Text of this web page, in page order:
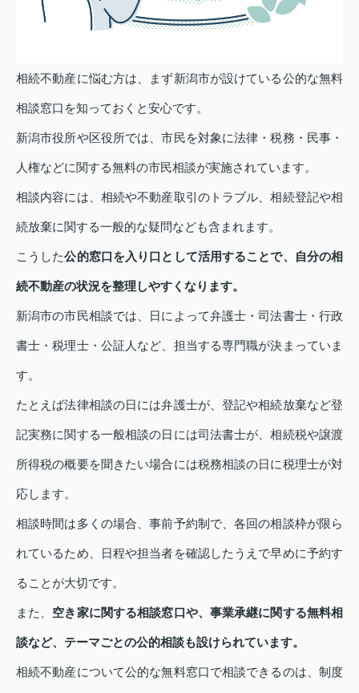
相続不動産に悩む方は、まず新潟市が設けている公的な無料
相談窓口を知っておくと安心です。
新潟市役所や区役所では、市民を対象に法律・税務・民事・
人権などに関する無料の市民相談が実施されています。
相談内容には、相続や不動産取引のトラブル、相続登記や相
続放棄に関する一般的な疑問なども含まれます。
こうした公的窓口を入り口として活用することで、自分の相
続不動産の状況を整理しやすくなります。
新潟市の市民相談では、日によって弁護士・司法書士・行政
書士・税理士・公証人など、担当する専門職が決まっていま
す。
たとえば法律相談の日には弁護士が、登記や相続放棄など登
記実務に関する一般相談の日には司法書士が、相続税や譲渡
所得税の概要を聞きたい場合には税務相談の日に税理士が対
応します。
相談時間は多くの場合、事前予約制で、各回の相談枠が限ら
れているため、日程や担当者を確認したうえで早めに予約す
ることが大切です。
また、 空き家に関する相談窓口や、事業承継に関する無料相
談など、テーマごとの公的相談も設けられています。
相続不動産について公的な無料窓口で相談できるのは、制度